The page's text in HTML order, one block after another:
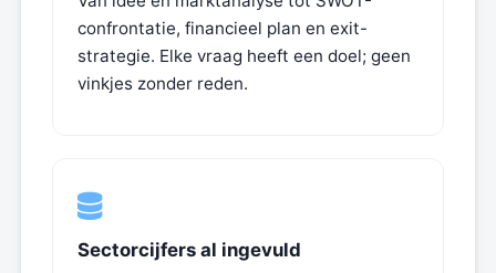
confrontatie, financieel plan en exit-
strategie. Elke vraag heeft een doel; geen
vinkjes zonder reden.
Sectorcijfers al ingevuld